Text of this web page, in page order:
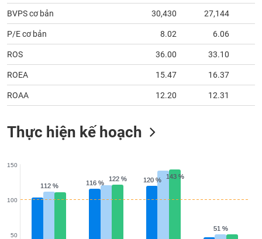
BVPS cơ bản 30,430 27,144
P/E cơ bản 8.02 6.06
ROS 36.00 33.10
ROEA 15.47 16.37
ROAA 12.20 12.31
Thực hiện kế hoạch
116 %
116 % 120 %
120 %
112 %
112 %
51 %
51 %
122 %
122 % 143 %
143 %
50
100
150